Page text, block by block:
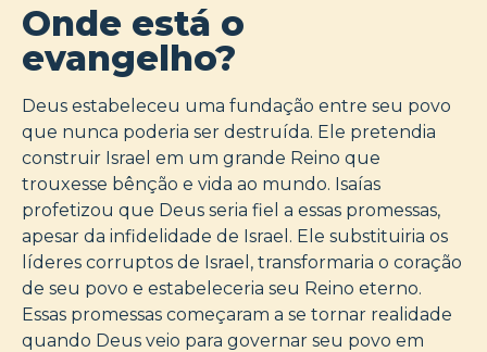
Onde está o
evangelho?
Deus estabeleceu uma fundação entre seu povo
que nunca poderia ser destruída. Ele pretendia
construir Israel em um grande Reino que
trouxesse bênção e vida ao mundo. Isaías
profetizou que Deus seria fiel a essas promessas,
apesar da infidelidade de Israel. Ele substituiria os
líderes corruptos de Israel, transformaria o coração
de seu povo e estabeleceria seu Reino eterno.
Essas promessas começaram a se tornar realidade
quando Deus veio para governar seu povo em